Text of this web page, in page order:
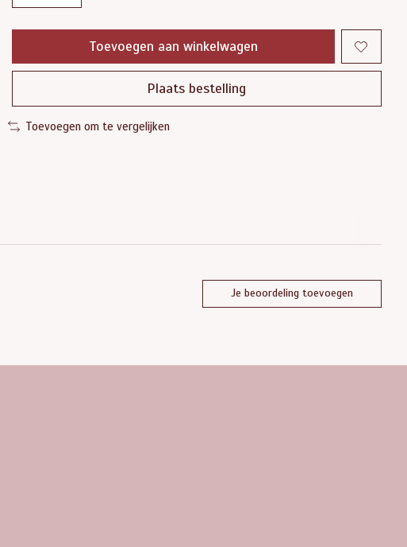
Toevoegen aan winkelwagen
Plaats bestelling
Toevoegen om te vergelijken
Je beoordeling toevoegen